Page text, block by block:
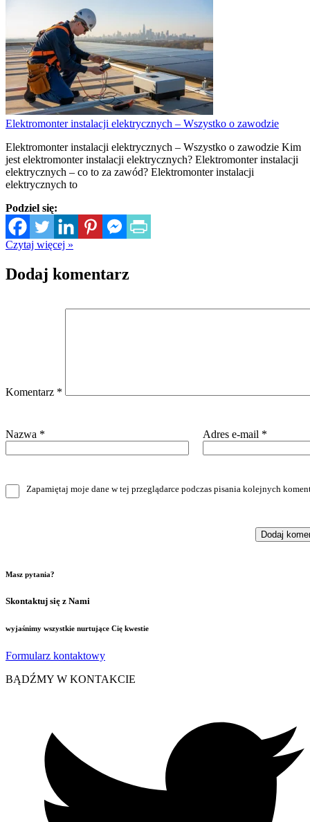
Elektromonter instalacji elektrycznych – Wszystko o zawodzie
Elektromonter instalacji elektrycznych – Wszystko o zawodzie Kim
jest elektromonter instalacji elektrycznych? Elektromonter instalacji
elektrycznych – co to za zawód? Elektromonter instalacji
elektrycznych to
Podziel się:
Czytaj więcej »
Dodaj komentarz
Komentarz *
Nazwa * Adres e-mail *
Zapamiętaj moje dane w tej przeglądarce podczas pisania kolejnych
Masz pytania?
Skontaktuj się z Nami
wyjaśnimy wszystkie nurtujące Cię kwestie
Formularz kontaktowy
BĄDŹMY W KONTAKCIE